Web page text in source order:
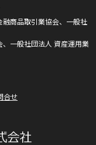
商品取引業協会、一般社
一般社団法人 資産運用業
合せ